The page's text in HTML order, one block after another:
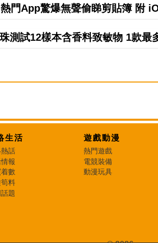
門App驚爆無聲偷睇剪貼簿 附
測試12樣本含香料致敏物 1款最
生活
話
報
數
料
題
遊戲動漫
熱門遊戲
電競裝備
動漫玩具